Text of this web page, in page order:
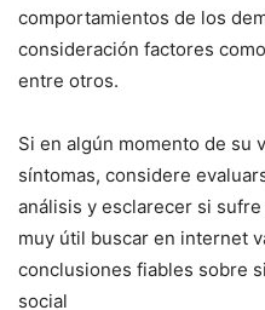
comportamientos de los
consideración factores
entre otros.
Si en algún momento de su
síntomas, considere
análisis y esclarecer si
muy útil buscar en internet
conclusiones fiables sobre
social